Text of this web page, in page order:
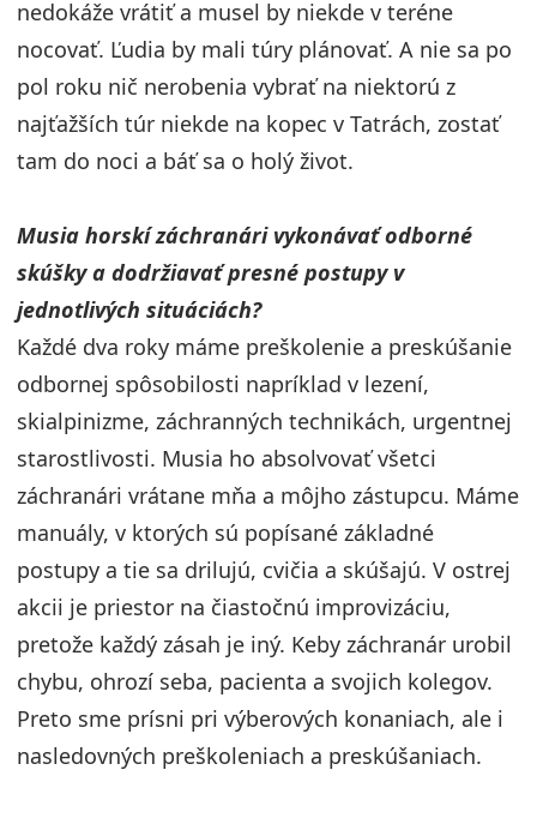
nedokáže vrátiť a musel by niekde v teréne
nocovať. Ľudia by mali túry plánovať. A nie sa po
pol roku nič nerobenia vybrať na niektorú z
najťažších túr niekde na kopec v Tatrách, zostať
tam do noci a báť sa o holý život.
Musia horskí záchranári vykonávať odborné
skúšky a dodržiavať presné postupy v
jednotlivých situáciách?
Každé dva roky máme preškolenie a preskúšanie
odbornej spôsobilosti napríklad v lezení,
skialpinizme, záchranných technikách, urgentnej
starostlivosti. Musia ho absolvovať všetci
záchranári vrátane mňa a môjho zástupcu. Máme
manuály, v ktorých sú popísané základné
postupy a tie sa drilujú, cvičia a skúšajú. V ostrej
akcii je priestor na čiastočnú improvizáciu,
pretože každý zásah je iný. Keby záchranár urobil
chybu, ohrozí seba, pacienta a svojich kolegov.
Preto sme prísni pri výberových konaniach, ale i
nasledovných preškoleniach a preskúšaniach.